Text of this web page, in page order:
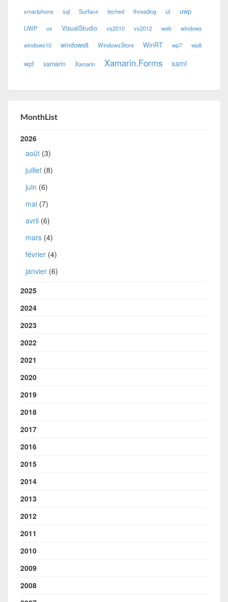
smartphone sql Surface teched threading ui uwp
UWP ux VisualStudio vs2010 vs2012 web windows
windows10 windows8 WindowsStore WinRT wp7 wp8
wpf xamarin Xamarin Xamarin.Forms xaml
MonthList
2026
août (3)
juillet (8)
juin (6)
mai (7)
avril (6)
mars (4)
février (4)
janvier (6)
2025
2024
2023
2022
2021
2020
2019
2018
2017
2016
2015
2014
2013
2012
2011
2010
2009
2008